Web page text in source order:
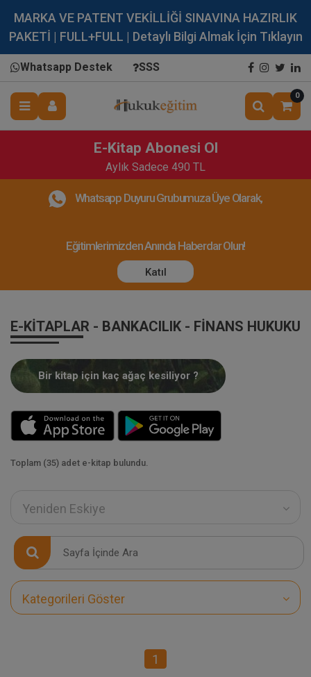
MARKA VE PATENT VEKİLLİĞİ SINAVINA HAZIRLIK
PAKETİ | FULL+FULL | Detaylı Bilgi Almak İçin Tıklayın
Whatsapp Destek SSS
0
E-Kitap Abonesi Ol
Aylık Sadece 490 TL
Whatsapp Duyuru Grubumuza Üye Olarak,
Eğitimlerimizden Anında Haberdar Olun!
Katıl
E-KITAPLAR - BANKACILIK - FINANS HUKUKU
Bir kitap için kaç ağaç kesiliyor ?
Toplam (35) adet e-kitap bulundu.
Yeniden Eskiye
Kategorileri Göster
1